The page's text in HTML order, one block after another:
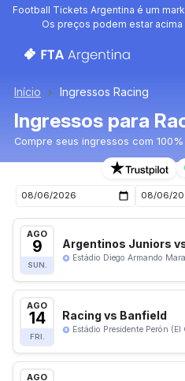
Football Tickets Argentina é um
Os preços podem estar
Início Ingressos Racing
Ingressos para
Compre seus ingressos com
Ingressos para o próximo
AGO
9
SUN.
Argentinos Juniors
Estádio Diego Armando
AGO
14
FRI.
Racing vs Banfield
Estádio Presidente Perón
AGO